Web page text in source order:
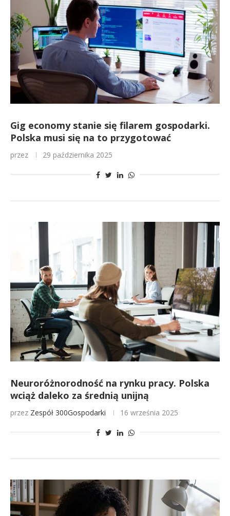
Gig economy stanie się filarem gospodarki.
Polska musi się na to przygotować
przez 29 października 2025
Neuroróżnorodność na rynku pracy. Polska
wciąż daleko za średnią unijną
przez Zespół 300Gospodarki 16 września 2025